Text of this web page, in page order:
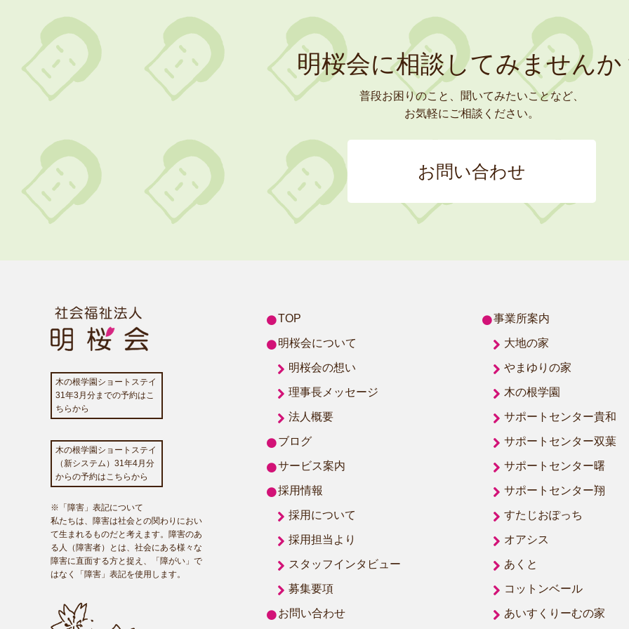
明桜会に相談してみませんか
普段お困りのこと、聞いてみたいことなど、
お気軽にご相談ください。
お問い合わせ
木の根学園ショートステイ
31年3月分までの予約はこ
ちらから
木の根学園ショートステイ
（新システム）31年4月分
からの予約はこちらから
※「障害」表記について
私たちは、障害は社会との関わりにおい
て生まれるものだと考えます。障害のあ
る人（障害者）とは、社会にある様々な
障害に直面する方と捉え、「障がい」で
はなく「障害」表記を使用します。
TOP
明桜会について
明桜会の想い
理事長メッセージ
法人概要
ブログ
サービス案内
採用情報
採用について
採用担当より
スタッフインタビュー
募集要項
お問い合わせ
事業所案内
大地の家
やまゆりの家
木の根学園
サポートセンター貴和
サポートセンター双葉
サポートセンター曙
サポートセンター翔
すたじおぽっち
オアシス
あくと
コットンベール
あいすくりーむの家